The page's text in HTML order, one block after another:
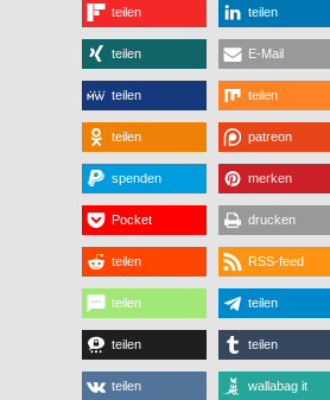
teilen teilen
teilen E-Mail
teilen teilen
teilen patreon
spenden merken
Pocket drucken
teilen RSS-feed
teilen teilen
teilen teilen
teilen wallabag it